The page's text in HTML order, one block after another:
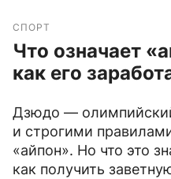
СПОРТ
Что означает
как его
Дзюдо —
и строгими
«айпон». Но что это
как получить